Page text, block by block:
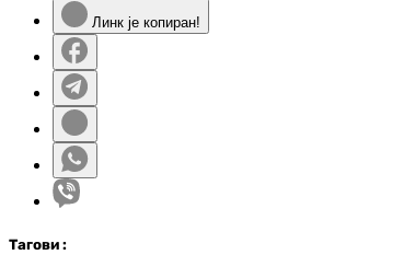
Линк је копиран!
Тагови :